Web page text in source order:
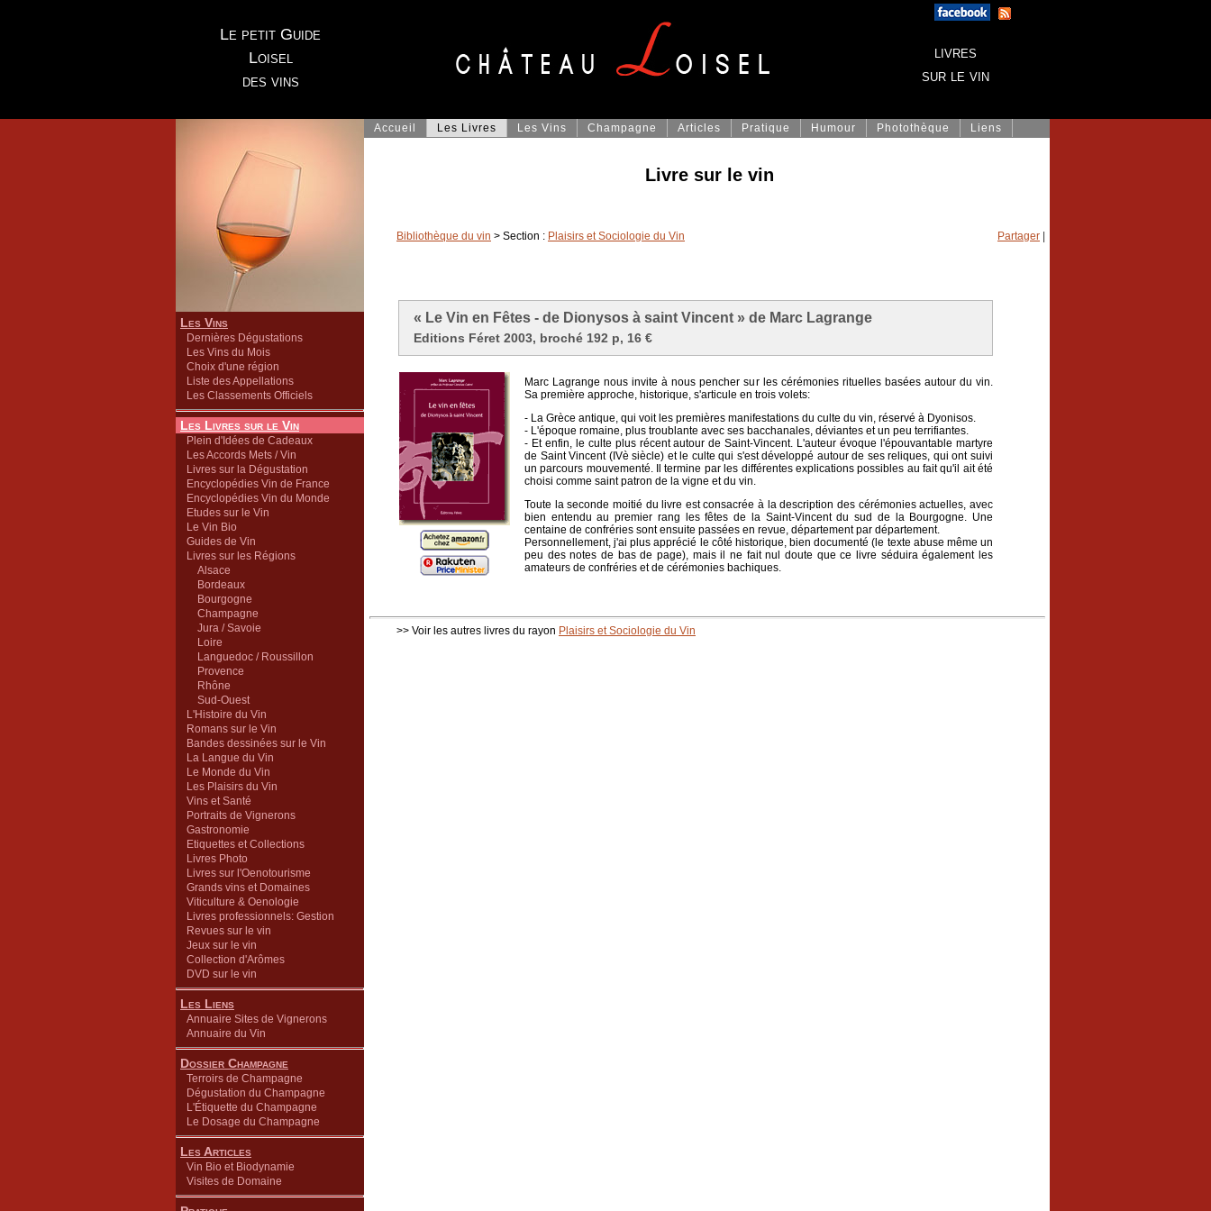
Le petit Guide
Loisel
des vins
livres
sur le vin
Les Vins
Dernières Dégustations
Les Vins du Mois
Choix d'une région
Liste des Appellations
Les Classements Officiels
Les Livres sur le Vin
Plein d'Idées de Cadeaux
Les Accords Mets / Vin
Livres sur la Dégustation
Encyclopédies Vin de France
Encyclopédies Vin du Monde
Etudes sur le Vin
Le Vin Bio
Guides de Vin
Livres sur les Régions
Alsace
Bordeaux
Bourgogne
Champagne
Jura / Savoie
Loire
Languedoc / Roussillon
Provence
Rhône
Sud-Ouest
L'Histoire du Vin
Romans sur le Vin
Bandes dessinées sur le Vin
La Langue du Vin
Le Monde du Vin
Les Plaisirs du Vin
Vins et Santé
Portraits de Vignerons
Gastronomie
Etiquettes et Collections
Livres Photo
Livres sur l'Oenotourisme
Grands vins et Domaines
Viticulture & Oenologie
Livres professionnels: Gestion
Revues sur le vin
Jeux sur le vin
Collection d'Arômes
DVD sur le vin
Les Liens
Annuaire Sites de Vignerons
Annuaire du Vin
Dossier Champagne
Terroirs de Champagne
Dégustation du Champagne
L'Étiquette du Champagne
Le Dosage du Champagne
Les Articles
Vin Bio et Biodynamie
Visites de Domaine
Accueil Les Livres Les Vins Champagne Articles Pratique Humour Photothèque Liens
Livre sur le vin
Partager
Bibliothèque du vin > Section : Plaisirs et Sociologie du Vin
« Le Vin en Fêtes - de Dionysos à saint Vincent » de Marc Lagrange
Editions Féret 2003, broché 192 p, 16 €
Marc Lagrange nous invite à nous pencher sur les cérémonies rituelles basées autour du vin.
Sa première approche, historique, s'articule en trois volets:
- La Grèce antique, qui voit les premières manifestations du culte du vin, réservé à Dyonisos.
- L'époque romaine, plus troublante avec ses bacchanales, déviantes et un peu terrifiantes.
- Et enfin, le culte plus récent autour de Saint-Vincent. L'auteur évoque l'épouvantable martyre
de Saint Vincent (IVè siècle) et le culte qui s'est développé autour de ses reliques, qui ont suivi
un parcours mouvementé. Il termine par les différentes explications possibles au fait qu'il ait été
choisi comme saint patron de la vigne et du vin.
Toute la seconde moitié du livre est consacrée à la description des cérémonies actuelles, avec
bien entendu au premier rang les fêtes de la Saint-Vincent du sud de la Bourgogne. Une
centaine de confréries sont ensuite passées en revue, département par département.
Personnellement, j'ai plus apprécié le côté historique, bien documenté (le texte abuse même un
peu des notes de bas de page), mais il ne fait nul doute que ce livre séduira également les
amateurs de confréries et de cérémonies bachiques.
>> Voir les autres livres du rayon Plaisirs et Sociologie du Vin